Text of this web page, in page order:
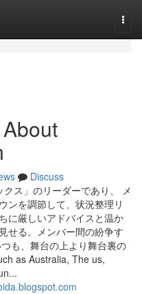
Discuss
ス」のリーダーであり、 メ
ンを調節して、状況整理リ
に厳しいアドバイスと温か
せる。メンバー間の紛争す
も、舞台の上より舞台裏の
as Australia, The us,